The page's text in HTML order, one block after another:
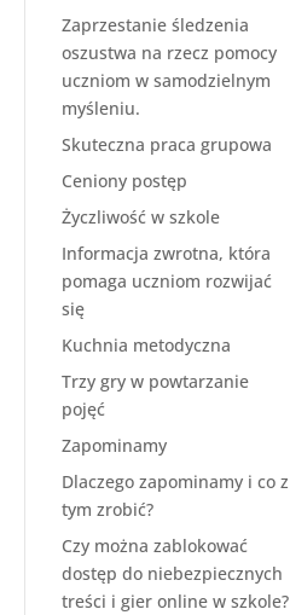
Zaprzestanie śledzenia
oszustwa na rzecz pomocy
uczniom w samodzielnym
myśleniu.
Skuteczna praca grupowa
Ceniony postęp
Życzliwość w szkole
Informacja zwrotna, która
pomaga uczniom rozwijać
się
Kuchnia metodyczna
Trzy gry w powtarzanie
pojęć
Zapominamy
Dlaczego zapominamy i co z
tym zrobić?
Czy można zablokować
dostęp do niebezpiecznych
treści i gier online w szkole?